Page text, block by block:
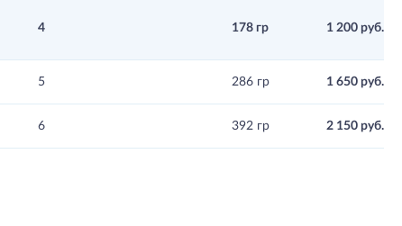
4 178 гр 1 200 руб.
5 286 гр 1 650 руб.
6 392 гр 2 150 руб.